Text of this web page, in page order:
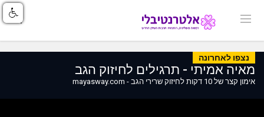
נצפו לאחרונה
מאיה אמיתי - תרגילים לחיזוק הגב
אימון קצר של 10 דקות לחיזוק שרירי הגב - mayasway.com